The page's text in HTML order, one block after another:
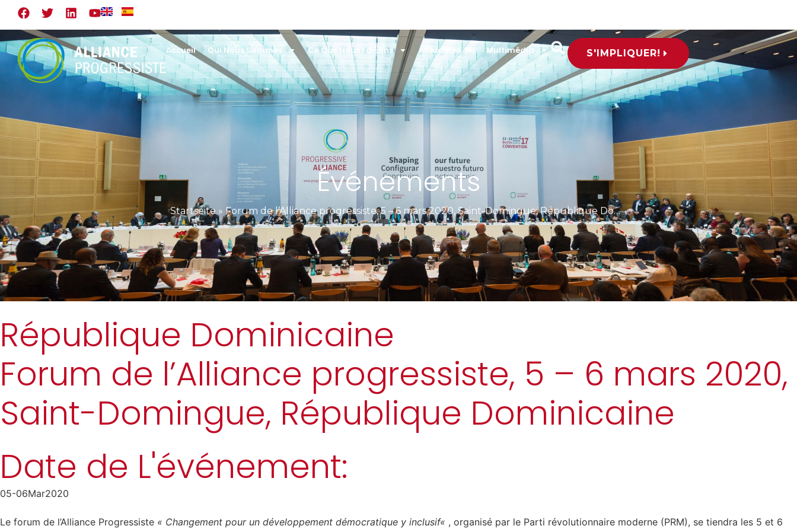
Accueil Qui Nous Sommes Ce Que Nous Faisons Actualités Multimédia S'IMPLIQUER!
Événements
Startseite» Forum de l’Alliance progressiste, 5 – 6 mars 2020, Saint-Domingue, République Dominicaine
République Dominicaine
Forum de l’Alliance progressiste, 5 – 6 mars 2020,
Saint-Domingue, République Dominicaine
Date de L'événement:
05-06Mar2020
Le forum de l’Alliance Progressiste « Changement pour un développement démocratique y inclusif« , organisé par le Parti révolutionnaire moderne (PRM), se tiendra les 5 et 6